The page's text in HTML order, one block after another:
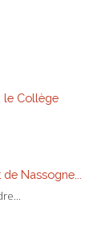
le Collège
Nassogne...